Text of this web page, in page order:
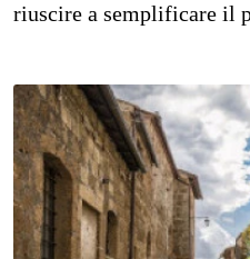
riuscire a semplificare il